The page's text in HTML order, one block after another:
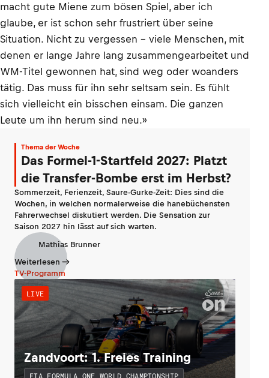
macht gute Miene zum bösen Spiel, aber ich
glaube, er ist schon sehr frustriert über seine
Situation. Nicht zu vergessen – viele Menschen, mit
denen er lange Jahre lang zusammengearbeitet und
WM-Titel gewonnen hat, sind weg oder woanders
tätig. Das muss für ihn sehr seltsam sein. Es fühlt
sich vielleicht ein bisschen einsam. Die ganzen
Leute um ihn herum sind neu.»
Thema der Woche
Das Formel-1-Startfeld 2027: Platzt
die Transfer-Bombe erst im Herbst?
Sommerzeit, Ferienzeit, Saure-Gurke-Zeit: Dies sind die
Wochen, in welchen normalerweise die hanebüchensten
Fahrerwechsel diskutiert werden. Die Sensation zur
Saison 2027 hin lässt auf sich warten.
Mathias Brunner
Weiterlesen
TV-Programm
LIVE
Zandvoort: 1. Freies Training
FIA FORMULA ONE WORLD CHAMPIONSHIP